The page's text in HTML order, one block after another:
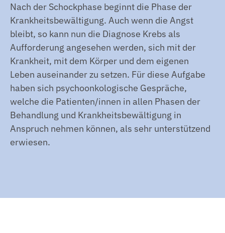
Nach der Schockphase beginnt die Phase der
Krankheitsbewältigung. Auch wenn die Angst
bleibt, so kann nun die Diagnose Krebs als
Aufforderung angesehen werden, sich mit der
Krankheit, mit dem Körper und dem eigenen
Leben auseinander zu setzen. Für diese Aufgabe
haben sich psychoonkologische Gespräche,
welche die Patienten/innen in allen Phasen der
Behandlung und Krankheitsbewältigung in
Anspruch nehmen können, als sehr unterstützend
erwiesen.